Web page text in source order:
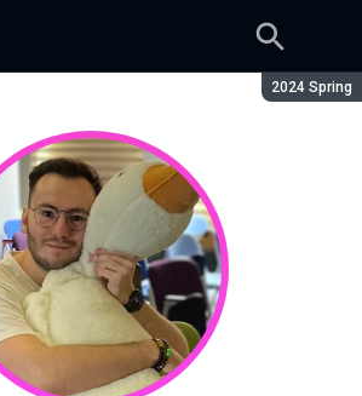
Сезон:
2024 Spring